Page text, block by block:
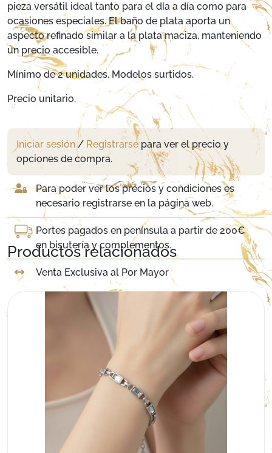
pieza versátil ideal tanto para el día a día como para
ocasiones especiales. El baño de plata aporta un
aspecto refinado similar a la plata maciza, manteniendo
un precio accesible.
Mínimo de 2 unidades. Modelos surtidos.
Precio unitario.
Iniciar sesión/ Registrarsepara ver el precio y
opciones de compra.
Para poder ver los precios y condiciones es
necesario registrarse en la página web.
Portes pagados en península a partir de 200€
en bisutería y complementos.
Venta Exclusiva al Por Mayor
Productos relacionados